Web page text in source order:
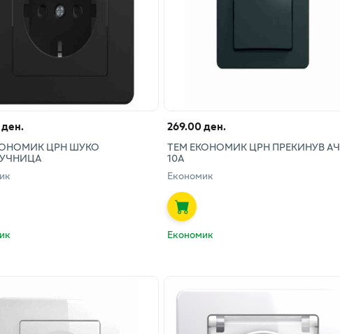
ЦРН ШУКО
269.00 ден.
ТЕМ ЕКОНОМИК ЦРН ПРЕКИНУВ АЧ
10А
Економик
Економик